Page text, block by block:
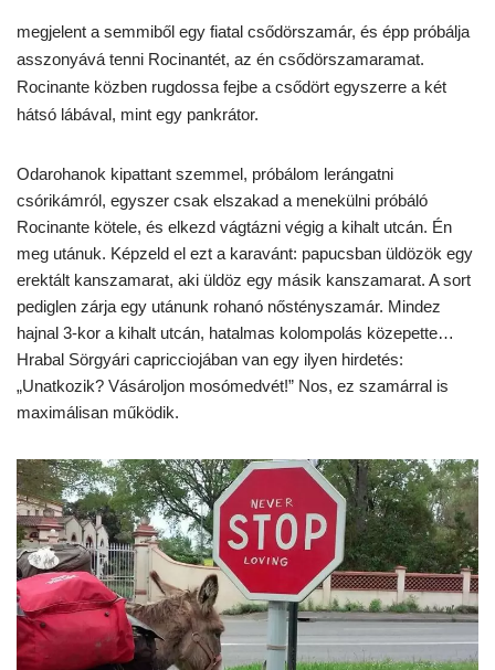
megjelent a semmiből egy fiatal csődörszamár, és épp próbálja
asszonyává tenni Rocinantét, az én csődörszamaramat.
Rocinante közben rugdossa fejbe a csődört egyszerre a két
hátsó lábával, mint egy pankrátor.
Odarohanok kipattant szemmel, próbálom lerángatni
csórikámról, egyszer csak elszakad a menekülni próbáló
Rocinante kötele, és elkezd vágtázni végig a kihalt utcán. Én
meg utánuk. Képzeld el ezt a karavánt: papucsban üldözök egy
erektált kanszamarat, aki üldöz egy másik kanszamarat. A sort
pediglen zárja egy utánunk rohanó nőstényszamár. Mindez
hajnal 3-kor a kihalt utcán, hatalmas kolompolás közepette…
Hrabal Sörgyári capricciojában van egy ilyen hirdetés:
„Unatkozik? Vásároljon mosómedvét!” Nos, ez szamárral is
maximálisan működik.